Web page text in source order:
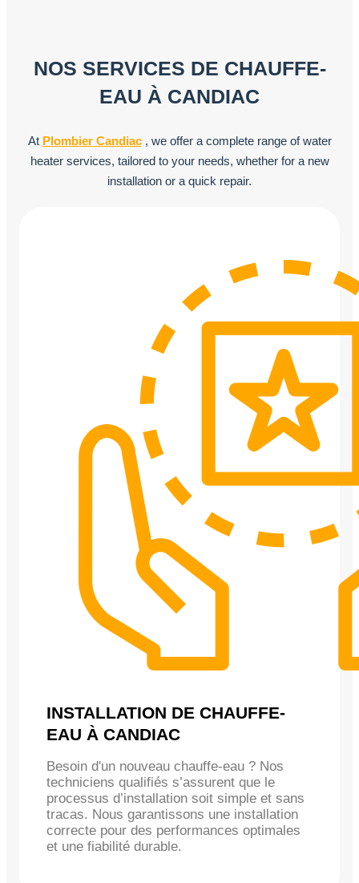
NOS SERVICES DE CHAUFFE-
EAU À CANDIAC
At Plombier Candiac, we offer a complete range of water
heater services, tailored to your needs, whether for a new
installation or a quick repair.
INSTALLATION DE CHAUFFE-
EAU À CANDIAC
Besoin d'un nouveau chauffe-eau ? Nos
techniciens qualifiés s’assurent que le
processus d’installation soit simple et sans
tracas. Nous garantissons une installation
correcte pour des performances optimales
et une fiabilité durable.